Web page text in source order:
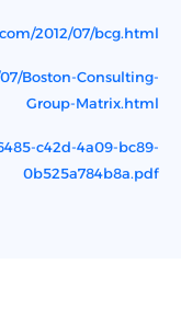
2012/07/bcg.html
Boston-Consulting-
Group-Matrix.html
c42d-4a09-bc89-
0b525a784b8a.pdf